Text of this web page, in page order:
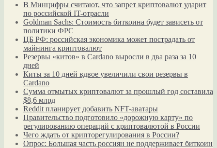
В Минцифры считают, что запрет криптовалют ударит
по российской IT-отрасли
Goldman Sachs: Стоимость биткоина будет зависеть от
политики ФРС
ЦБ РФ: российская экономика может пострадать от
майнинга криптовалют
Резервы «китов» в Cardano выросли в два раза за 10
дней
Киты за 10 дней вдвое увеличили свои резервы в
Cardano
Сумма отмытых криптовалют за прошлый год составила
$8,6 млрд
Reddit планирует добавить NFT-аватары
Правительство подготовило «дорожную карту» по
регулированию операций с криптовалютой в России
Чего ждать от крипторегулирования в России?
Опрос: Большая часть россиян не поддерживает биткоин